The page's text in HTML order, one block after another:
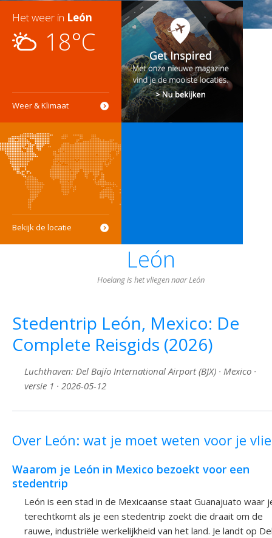
Het weer in León
18°C
Weer & Klimaat
Bekijk de locatie
León
Hoelang is het vliegen naar León
Stedentrip León, Mexico: De
Complete Reisgids (2026)
Luchthaven: Del Bajío International Airport (BJX) · Mexico ·
versie 1 · 2026-05-12
Over León: wat je moet weten voor je
Waarom je León in Mexico bezoekt voor een
stedentrip
León is een stad in de Mexicaanse staat Guanajuato waar
terechtkomt als je een stedentrip zoekt die draait om de
rauwe, industriële werkelijkheid van het land. Je landt op